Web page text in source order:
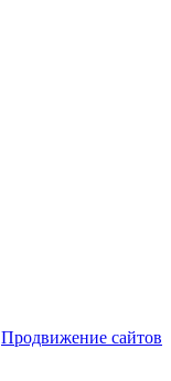
Продвижение сайтов